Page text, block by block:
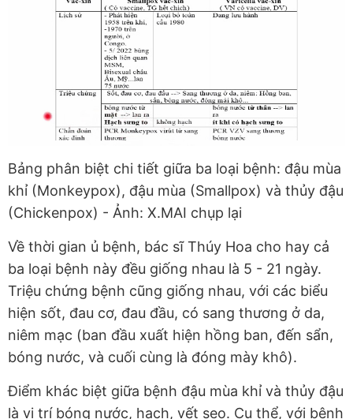
Bảng phân biệt chi tiết giữa ba loại bệnh: đậu mùa
khỉ (Monkeypox), đậu mùa (Smallpox) và thủy đậu
(Chickenpox) - Ảnh: X.MAI chụp lại
Về thời gian ủ bệnh, bác sĩ Thúy Hoa cho hay cả
ba loại bệnh này đều giống nhau là 5 - 21 ngày.
Triệu chứng bệnh cũng giống nhau, với các biểu
hiện sốt, đau cơ, đau đầu, có sang thương ở da,
niêm mạc (ban đầu xuất hiện hồng ban, đến sẩn,
bóng nước, và cuối cùng là đóng mày khô).
Điểm khác biệt giữa bệnh đậu mùa khỉ và thủy đậu
là vị trí bóng nước, hạch, vết sẹo. Cụ thể, với bệnh